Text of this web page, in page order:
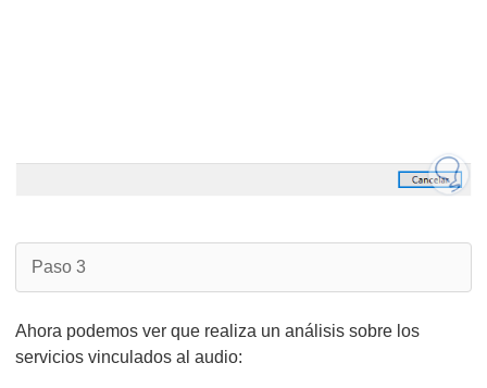
Paso 3
Ahora podemos ver que realiza un análisis sobre los
servicios vinculados al audio: